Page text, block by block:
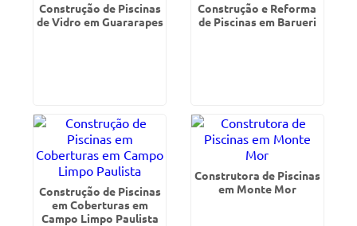
Construção de Piscinas
de Vidro em Guararapes
Construção e Reforma
de Piscinas em Barueri
Construção de Piscinas
em Coberturas em
Campo Limpo Paulista
Construtora de Piscinas
em Monte Mor